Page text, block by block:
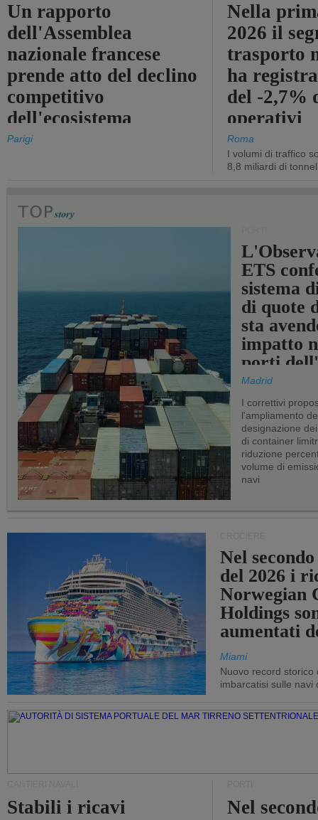
Un rapporto
dell'Assemblea
nazionale francese
prende atto del declino
competitivo
dell'ecosistema
portuale statale
Parigi
Nella
2026 il
trasporto
ha
del -2,7%
operativi
Roma
I volumi di traffico
8,8 miliardi di
ETS
sistema
di quote
sta
impatto
porti
Madrid
I correttivi
l'ampliamento
designazione
di container
riduzione
volume di
navi
Nel
del 2026 i
Norwegian
Holdings
aumentati
Miami
Nuovo record storico
imbarcatisi sulle navi
Stabili i ricavi
Nel